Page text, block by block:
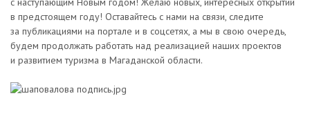
в предстоящем году! Оставайтесь с нами на связи, следите
за публикациями на портале и в соцсетях, а мы в свою очередь,
будем продолжать работать над реализацией наших проектов
и развитием туризма в Магаданской области.